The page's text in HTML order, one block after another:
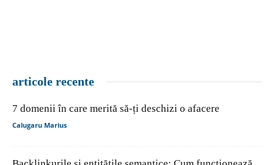
articole recente
7 domenii în care merită să-ți deschizi o afacere
Calugaru Marius